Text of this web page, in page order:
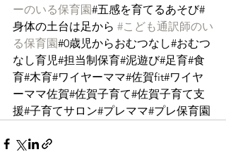
ーのいる保育園#五感を育てるあそび#
身体の土台は足から #こども通訳師のい
る保育園#0歳児からおむつなし#おむつ
なし育児#担当制保育#泥遊び#足育#食
育#木育#ワイヤーママ#佐賀fit#ワイヤ
ーママ佐賀#佐賀子育て#佐賀子育て支
援#子育てサロン#プレママ#プレ保育園